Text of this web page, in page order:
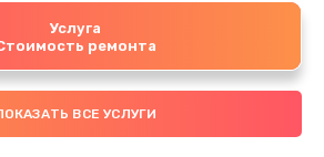
Услуга
ремонта
ВСЕ УСЛУГИ